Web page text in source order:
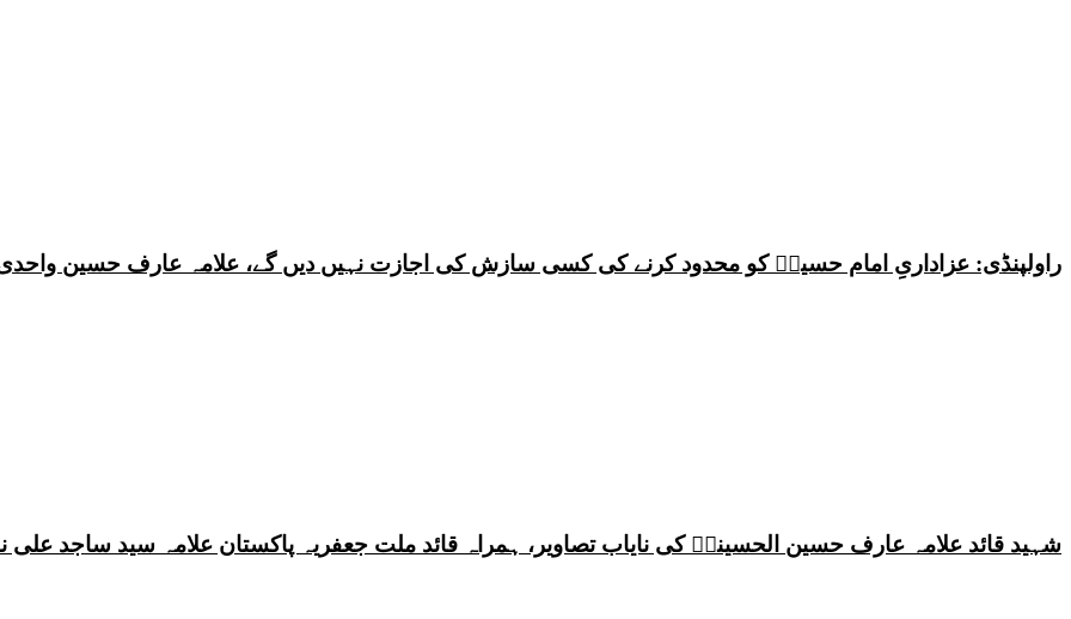
راولپنڈی: عزاداریِ امام حسینؑ کو محدود کرنے کی کسی سازش کی اجازت نہیں دیں گے، علامہ عارف حسین
شہید قائد علامہ عارف حسین الحسینیؒ کی نایاب تصاویر، ہمراہ قائد ملت جعفریہ پاکستان علامہ سید ساجد علی